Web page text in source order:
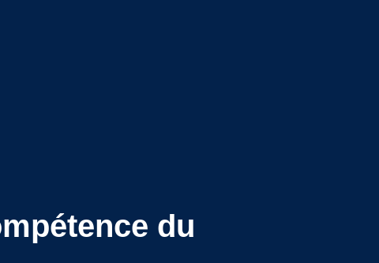
du